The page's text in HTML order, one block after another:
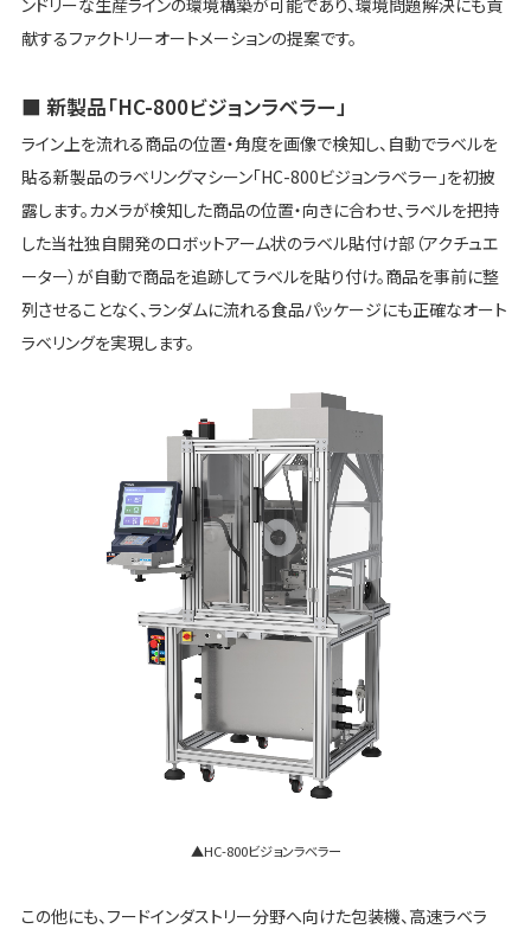
献するファクトリーオートメーションの提案です。
■ 新製品「HC-800ビジョンラベラー」
ライン上を流れる商品の位置・角度を画像で検知し、自動でラベルを
貼る新製品のラベリングマシーン「HC-800ビジョンラベラー」を初披
露します。カメラが検知した商品の位置・向きに合わせ、ラベルを把持
した当社独自開発のロボットアーム状のラベル貼付け部（アクチュエ
ーター）が自動で商品を追跡してラベルを貼り付け。商品を事前に整
列させることなく、ランダムに流れる食品パッケージにも正確なオート
ラベリングを実現します。
▲HC-800ビジョンラベラー
この他にも、フードインダストリー分野へ向けた包装機、高速ラベラ